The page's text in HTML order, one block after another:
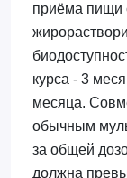
приёма пищи
курса - 3
месяца.
обычным
за общей
должна